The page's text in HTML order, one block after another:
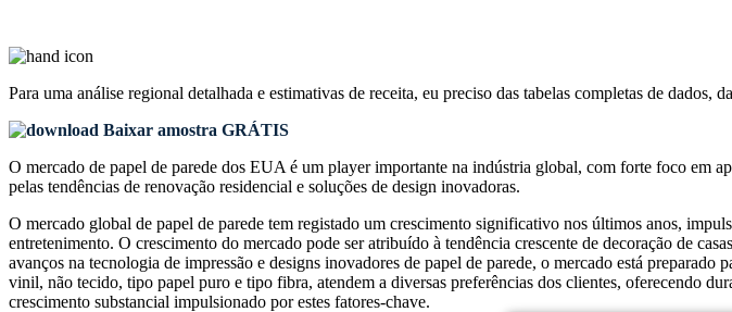
Para uma análise regional detalhada e estimativas de receita, eu preciso das tabelas completas de dados,
Baixar amostra GRÁTIS
O mercado de papel de parede dos EUA é um player importante na indústria global, com forte foco em
pelas tendências de renovação residencial e soluções de design inovadoras.
O mercado global de papel de parede tem registado um crescimento significativo nos últimos anos,
entretenimento. O crescimento do mercado pode ser atribuído à tendência crescente de decoração de
avanços na tecnologia de impressão e designs inovadores de papel de parede, o mercado está
vinil, não tecido, tipo papel puro e tipo fibra, atendem a diversas preferências dos clientes, oferecendo
crescimento substancial impulsionado por estes fatores-chave.